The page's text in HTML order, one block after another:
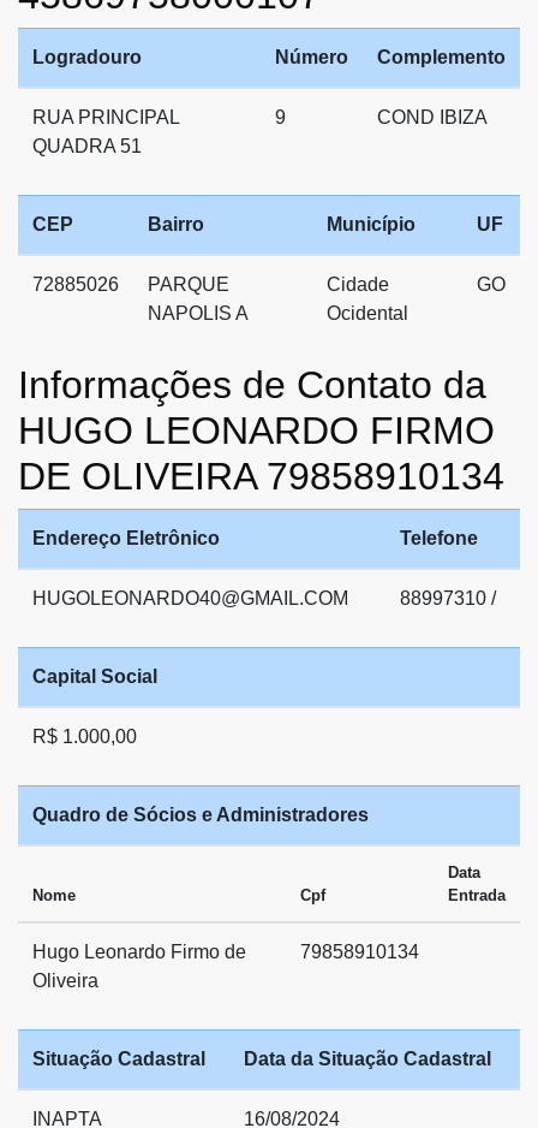
Logradouro Número Complemento
RUA PRINCIPAL
QUADRA 51
9 COND IBIZA
CEP Bairro Município UF
72885026
PARQUE
NAPOLIS A
Cidade
Ocidental
GO
Informações de Contato da
HUGO LEONARDO FIRMO
DE OLIVEIRA 79858910134
Endereço Eletrônico Telefone
HUGOLEONARDO40@GMAIL.COM 88997310 /
Capital Social
R$ 1.000,00
Quadro de Sócios e Administradores
Nome Cpf
Data
Entrada
Hugo Leonardo Firmo de
Oliveira
79858910134
Situação Cadastral Data da Situação Cadastral
INAPTA 16/08/2024